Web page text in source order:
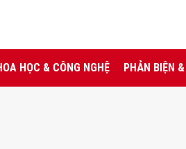
HỌC & CÔNG NGHỆ PHẢN BIỆN